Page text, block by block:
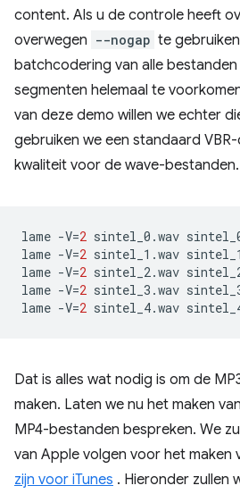
content. Als u de controle heeft
overwegen --nogap te
batchcodering van alle
segmenten helemaal te
van deze demo willen we echter
gebruiken we een standaard
kwaliteit voor de wave-bestanden.
lame -V=2 sintel_0.wav
lame -V=2 sintel_1.wav
lame -V=2 sintel_2.wav
lame -V=2 sintel_3.wav
lame -V=2 sintel_4.wav
Dat is alles wat nodig is om de
maken. Laten we nu het maken
MP4-bestanden bespreken. We
van Apple volgen voor het maken
zijn voor iTunes . Hieronder zullen